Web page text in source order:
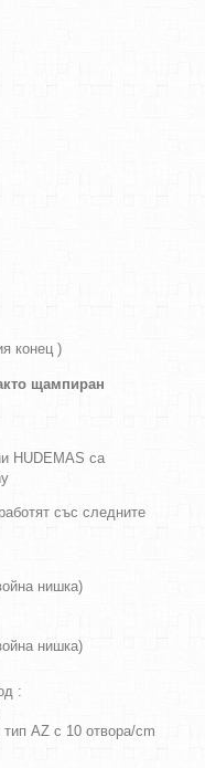
конец )
щампиран
HUDEMAS са
със следните
нишка)
нишка)
:
AZ с 10 отвора/cm